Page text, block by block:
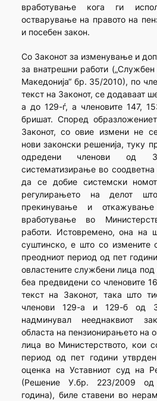
вработување кога ги
остварување на правото на
и посебен закон.
Со Законот за изменување и
за внатрешни работи
Македонија“ бр. 35/2010), по
текст на Законот, се додаваат
а до 129-ѓ, а членовите 147,
бришат. Според
Законот, со овие измени не
нови законски решенија, туку
одредени членови од
систематизирање во
да се добие системски
регулирањето на делот
прекинување и
вработување во
работи. Истовремено, она на
суштинско, е што со
преодниот период од пет
овластените службени лица
беа предвидени со членовите
текст на Законот, така што
членови 129-а и 129-б од
надминувал нееднаквиот
областа на пензионирањето на
лица во Министерството, кои
период од пет години
оценка на Уставниот суд на
(Решение У.бр. 223/2009
година), биле ставени во